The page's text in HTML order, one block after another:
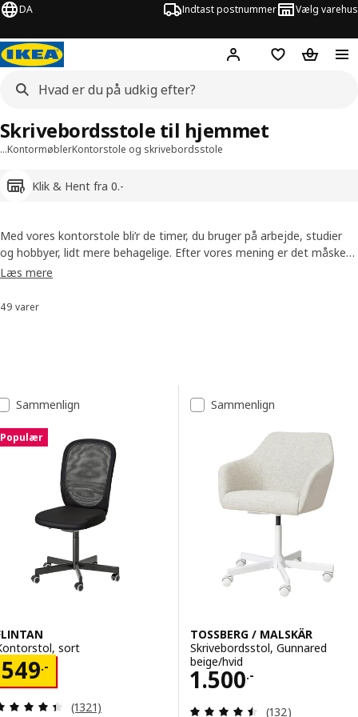
DA Indtast postnummer Vælg varehus
Hej! Log ind her
Huskeliste
Kurv
…KontormøblerKontorstole og skrivebordsstole
Klik & Hent fra 0.-
Skrivebordsstole til hjemmet
Med vores kontorstole bli’r de timer, du bruger på arbejde, studier
og hobbyer, lidt mere behagelige. Efter vores mening er det måske
hjemmets bedste stol. Hvilken anden stol gi’r dig komfort i
et par sjove, velfortjente snurreture?
Læs mere
Sorter og filtrer
49 varer
Resultatliste
Sammenlign
Populær
sort
549.-
549.-
Anmeld: 4.4 ud af 5 Stjerner. Anmeldelser i alt:
(1321)
Sammenlign
TOSSBERG / MALSKÄR
Skrivebordsstol, Gunnared
beige/hvid
1.500.-
Pris 1500.-
Anmeld: 4.5 ud
(132)